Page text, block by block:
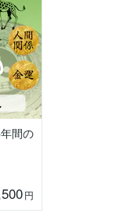
間の
円